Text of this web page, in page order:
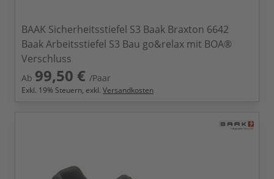
BAAK Sicherheitsstiefel S3 Baak Braxton 6642
Baak Arbeitsstiefel S3 Bau go&relax mit BOA®
Verschluss
Ab 99,50 € /Paar
Exkl. 19% Steuern, exkl. Versandkosten